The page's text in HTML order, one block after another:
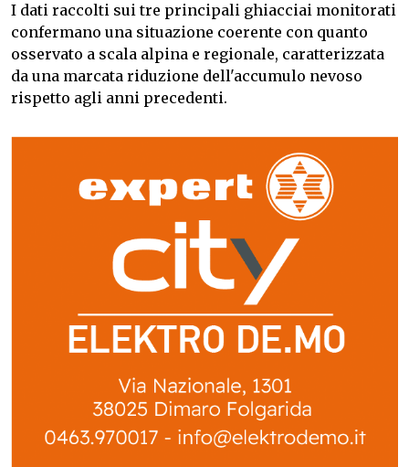
I dati raccolti sui tre principali ghiacciai monitorati
confermano una situazione coerente con quanto
osservato a scala alpina e regionale, caratterizzata
da una marcata riduzione dell'accumulo nevoso
rispetto agli anni precedenti.